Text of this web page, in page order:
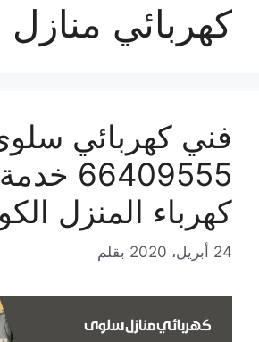
كهربائي
فني كهربائي
كهرباء المنزل
24 أبريل، 2020 بقلم